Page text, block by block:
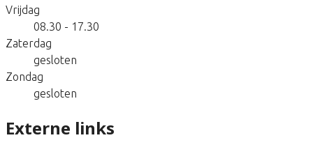
Vrijdag
08.30 - 17.30
Zaterdag
gesloten
Zondag
gesloten
Externe links